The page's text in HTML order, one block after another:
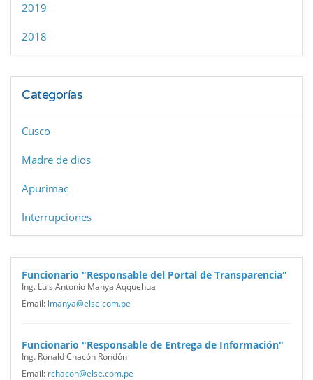
2019
2018
Categorías
Cusco
Madre de dios
Apurimac
Interrupciones
Funcionario "Responsable del Portal de Transparencia"
Ing. Luis Antonio Manya Aqquehua
Email: lmanya@else.com.pe
Funcionario "Responsable de Entrega de Información"
Ing. Ronald Chacón Rondón
Email: rchacon@else.com.pe